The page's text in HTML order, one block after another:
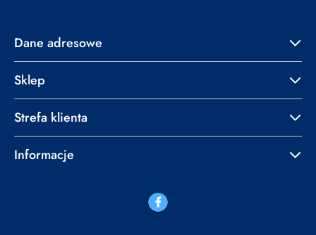
Dane adresowe
Sklep
Strefa klienta
Informacje